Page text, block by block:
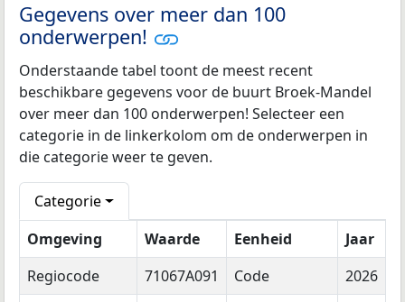
Gegevens over meer dan 100
onderwerpen!
Onderstaande tabel toont de meest recent
beschikbare gegevens voor de buurt Broek-Mandel
over meer dan 100 onderwerpen! Selecteer een
categorie in de linkerkolom om de onderwerpen in
die categorie weer te geven.
Categorie
Omgeving
Waarde Eenheid
Jaar
Regiocode
71067A091 Code
2026